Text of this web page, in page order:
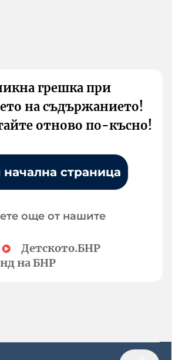
грешка при
на съдържанието!
отново по-късно!
страница
още от нашите
Детското.БНР
на БНР